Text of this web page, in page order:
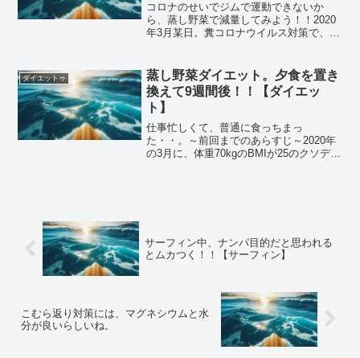
コロナのせいでジムで運動できないか
ら、蒸し野菜で減量してみよう！！2020
年3月某日。糞コロナウイルス対策で、い
に運動をしに行くのが習慣だったわけ
で。それがなくなると...
ダイエットゥ
蒸し野菜ダイエット。夕食を置き
換えて9週間後！！【ダイエッ
ト】
仕事忙しくて、普通に食っちまっ
た・・。～前回までのあらすじ～2020年
の3月に、体重70kgのBMIが25のクソデブ
サーフィン中、ナンパ目的だと思われる
とムカつく！！【サーフィン】
こむら返り対策には、マグネシウムと水
分が良いらしいね。